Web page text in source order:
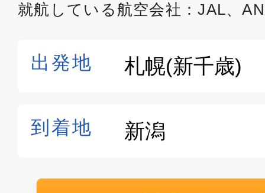
就航している航空会社：JAL、